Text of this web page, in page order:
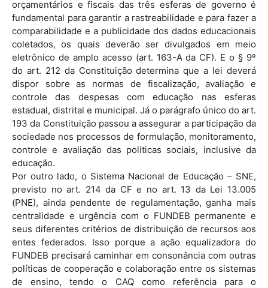
orçamentários e fiscais das três esferas de governo é
fundamental para garantir a rastreabilidade e para fazer a
comparabilidade e a publicidade dos dados educacionais
coletados, os quais deverão ser divulgados em meio
eletrônico de amplo acesso (art. 163-A da CF). E o § 9º
do art. 212 da Constituição determina que a lei deverá
dispor sobre as normas de fiscalização, avaliação e
controle das despesas com educação nas esferas
estadual, distrital e municipal. Já o parágrafo único do art.
193 da Constituição passou a assegurar a participação da
sociedade nos processos de formulação, monitoramento,
controle e avaliação das políticas sociais, inclusive da
educação.
Por outro lado, o Sistema Nacional de Educação – SNE,
previsto no art. 214 da CF e no art. 13 da Lei 13.005
(PNE), ainda pendente de regulamentação, ganha mais
centralidade e urgência com o FUNDEB permanente e
seus diferentes critérios de distribuição de recursos aos
entes federados. Isso porque a ação equalizadora do
FUNDEB precisará caminhar em consonância com outras
políticas de cooperação e colaboração entre os sistemas
de ensino, tendo o CAQ como referência para o